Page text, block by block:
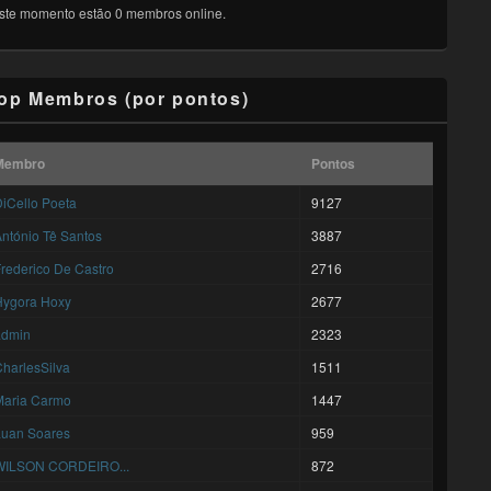
momento estão 0 membros online.
Membros (por pontos)
Pontos
Poeta
9127
Tê Santos
3887
De Castro
2716
Hoxy
2677
2323
1511
Carmo
1447
Soares
959
CORDEIRO...
872